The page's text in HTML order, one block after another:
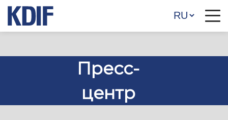
Пресс-
центр